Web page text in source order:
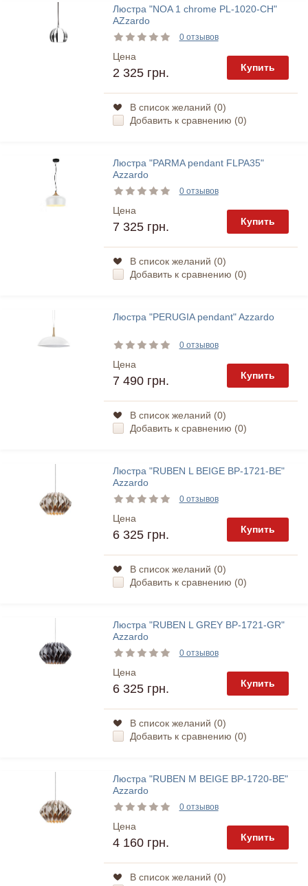
Люстра "NOA 1 chrome PL-1020-CH"
AZzardo
0 отзывов
Цена
2 325 грн. Купить
В список желаний (0)
Добавить к сравнению (0)
Люстра "PARMA pendant FLPA35"
Azzardo
0 отзывов
Цена
7 325 грн. Купить
В список желаний (0)
Добавить к сравнению (0)
Люстра "PERUGIA pendant" Azzardo
0 отзывов
Цена
7 490 грн. Купить
В список желаний (0)
Добавить к сравнению (0)
Люстра "RUBEN L BEIGE BP-1721-BE"
Azzardo
0 отзывов
Цена
6 325 грн. Купить
В список желаний (0)
Добавить к сравнению (0)
Люстра "RUBEN L GREY BP-1721-GR"
Azzardo
0 отзывов
Цена
6 325 грн. Купить
В список желаний (0)
Добавить к сравнению (0)
Люстра "RUBEN M BEIGE BP-1720-BE"
Azzardo
0 отзывов
Цена
4 160 грн. Купить
В список желаний (0)